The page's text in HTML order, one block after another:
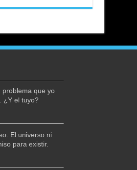
problema que yo
¿Y el tuyo?
El universo ni
para existir.